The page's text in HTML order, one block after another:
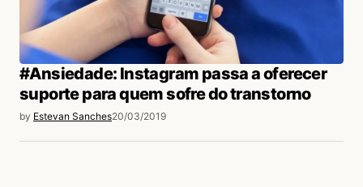
#Ansiedade: Instagram passa a oferecer
suporte para quem sofre do transtorno
by Estevan Sanches20/03/2019